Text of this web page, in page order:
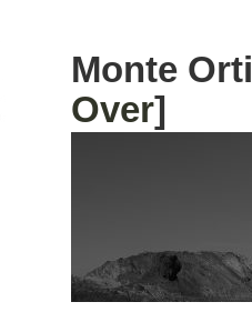
Monte
Over]